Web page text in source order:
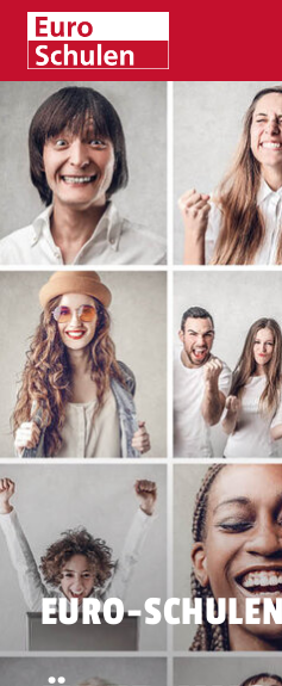
EURO-